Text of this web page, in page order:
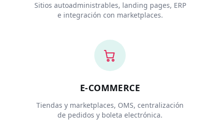
Sitios autoadministrables, landing pages, ERP
e integración con marketplaces.
E-COMMERCE
Tiendas y marketplaces, OMS, centralización
de pedidos y boleta electrónica.